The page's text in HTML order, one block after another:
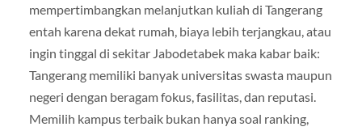
mempertimbangkan melanjutkan kuliah di Tangerang
entah karena dekat rumah, biaya lebih terjangkau, atau
ingin tinggal di sekitar Jabodetabek maka kabar baik:
Tangerang memiliki banyak universitas swasta maupun
negeri dengan beragam fokus, fasilitas, dan reputasi.
Memilih kampus terbaik bukan hanya soal ranking,